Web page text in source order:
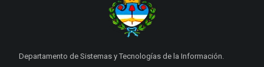
Departamento de Sistemas y Tecnologías de la Información.